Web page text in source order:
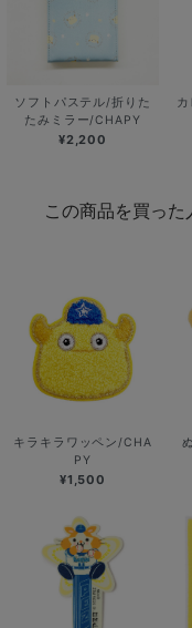
ソフトパステル/折りた
たみミラー/CHAPY
¥2,200
この商品を買っ
キラキラワッペン/CHA
PY
¥1,500